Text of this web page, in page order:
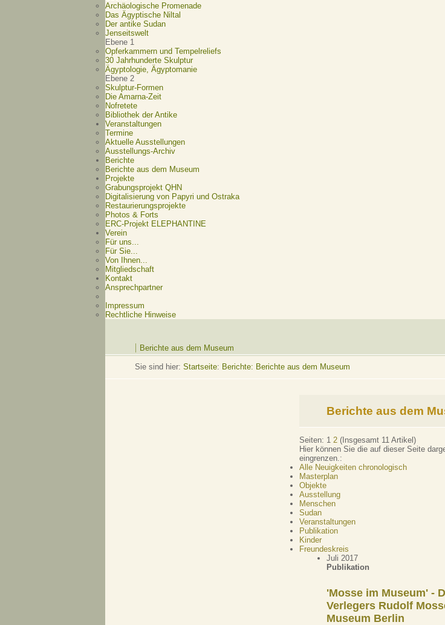
Archäologische Promenade
Das Ägyptische Niltal
Der antike Sudan
Jenseitswelt
Ebene 1
Opferkammern und Tempelreliefs
30 Jahrhunderte Skulptur
Ägyptologie, Ägyptomanie
Ebene 2
Skulptur-Formen
Die Amarna-Zeit
Nofretete
Bibliothek der Antike
Veranstaltungen
Termine
Aktuelle Ausstellungen
Ausstellungs-Archiv
Berichte
Berichte aus dem Museum
Projekte
Grabungsprojekt QHN
Digitalisierung von Papyri und Ostraka
Restaurierungsprojekte
Photos & Forts
ERC-Projekt ELEPHANTINE
Verein
Für uns...
Für Sie...
Von Ihnen...
Mitgliedschaft
Kontakt
Ansprechpartner
Impressum
Rechtliche Hinweise
Berichte aus dem Museum
Sie sind hier: Startseite: Berichte: Berichte aus dem Museum
Berichte aus dem
Seiten: 1 2 (Insgesamt 11 Artikel)
Hier können Sie die auf dieser Seite
eingrenzen.:
Alle Neuigkeiten chronologisch
Masterplan
Objekte
Ausstellung
Menschen
Sudan
Veranstaltungen
Publikation
Kinder
Freundeskreis
Juli 2017
Publikation
'Mosse im Museum' -
Verlegers Rudolf
Museum Berlin